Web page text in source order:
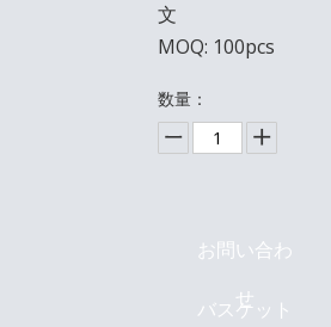
文
MOQ: 100pcs
数量：
お問い合わ
せ
バスケット